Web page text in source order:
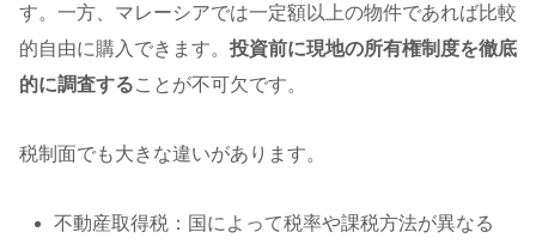
す。一方、マレーシアでは一定額以上の物件であれば比較
的自由に購入できます。 投資前に現地の所有権制度を徹底
的に調査することが不可欠です。
税制面でも大きな違いがあります。
不動産取得税：国によって税率や課税方法が異なる